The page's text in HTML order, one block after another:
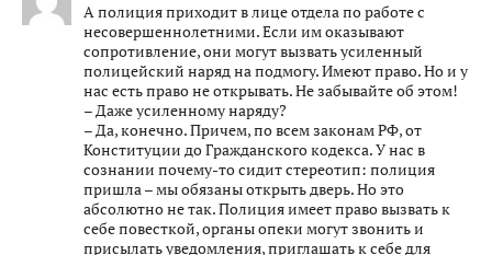
А полиция приходит в лице отдела по работе с
несовершеннолетними. Если им оказывают
сопротивление, они могут вызвать усиленный
полицейский наряд на подмогу. Имеют право. Но и у
нас есть право не открывать. Не забывайте об этом!
– Даже усиленному наряду?
– Да, конечно. Причем, по всем законам РФ, от
Конституции до Гражданского кодекса. У нас в
сознании почему-то сидит стереотип: полиция
пришла – мы обязаны открыть дверь. Но это
абсолютно не так. Полиция имеет право вызвать к
себе повесткой, органы опеки могут звонить и
присылать уведомления, приглашать к себе для